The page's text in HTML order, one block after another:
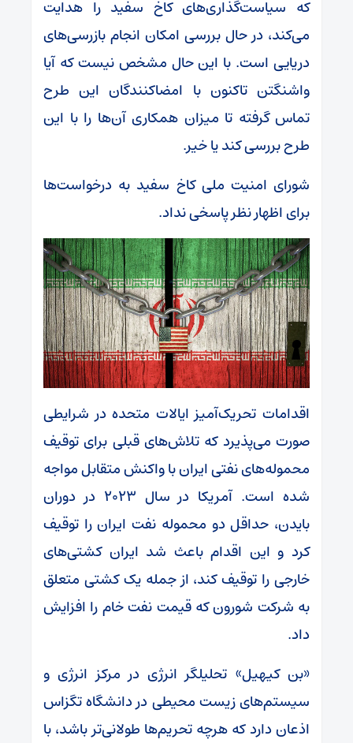
که سیاست‌گذاری‌های کاخ سفید را هدایت
می‌کند، در حال بررسی امکان انجام بازرسی‌های
دریایی است. با این حال مشخص نیست که آیا
واشنگتن تاکنون با امضاکنندگان این طرح
تماس گرفته تا میزان همکاری آن‌ها را با این
طرح بررسی کند یا خیر.
شورای امنیت ملی کاخ سفید به درخواست‌ها
برای اظهار نظر پاسخی نداد.
اقدامات تحریک‌آمیز ایالات متحده در شرایطی
صورت می‌پذیرد که تلاش‌های قبلی برای توقیف
محموله‌های نفتی ایران با واکنش متقابل مواجه
شده است. آمریکا در سال ۲۰۲۳ در دوران
بایدن، حداقل دو محموله نفت ایران را توقیف
کرد و این اقدام باعث شد ایران کشتی‌های
خارجی را توقیف کند، از جمله یک کشتی متعلق
به شرکت شورون که قیمت نفت خام را افزایش
داد.
«بن کیهیل» تحلیلگر انرژی در مرکز انرژی و
سیستم‌های زیست محیطی در دانشگاه تگزاس
اذعان دارد که هرچه تحریم‌ها طولانی‌تر باشد، با